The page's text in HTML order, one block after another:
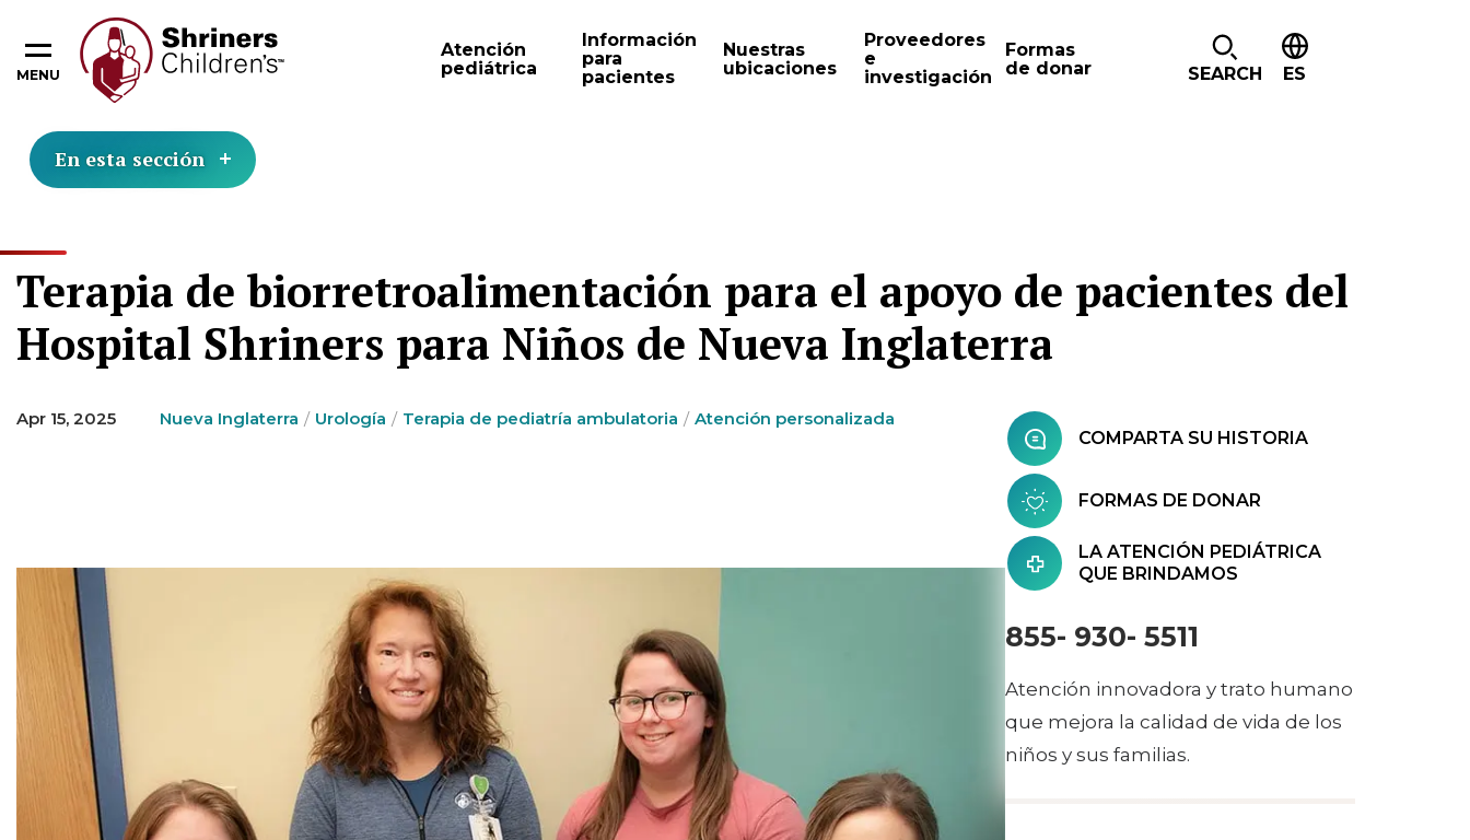
MENU
Atención
pediátrica
Información
para
pacientes
Nuestras
ubicaciones
Proveedores
e
investigación
Formas
de donar
SEARCH ES
En esta sección
Terapia de biorretroalimentación para el apoyo de pacientes del
Hospital Shriners para Niños de Nueva Inglaterra
Apr 15, 2025 Nueva Inglaterra Urología Terapia de pediatría ambulatoria Atención personalizada
COMPARTA SU HISTORIA
FORMAS DE DONAR
LA ATENCIÓN PEDIÁTRICA
QUE BRINDAMOS
855- 930- 5511
Atención innovadora y trato humano
que mejora la calidad de vida de los
niños y sus familias.